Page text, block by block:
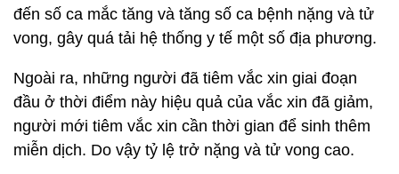
đến số ca mắc tăng và tăng số ca bệnh nặng và tử
vong, gây quá tải hệ thống y tế một số địa phương.
Ngoài ra, những người đã tiêm vắc xin giai đoạn
đầu ở thời điểm này hiệu quả của vắc xin đã giảm,
người mới tiêm vắc xin cần thời gian để sinh thêm
miễn dịch. Do vậy tỷ lệ trở nặng và tử vong cao.